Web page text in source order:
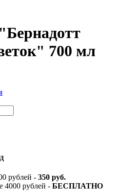
700 мл
рублей - 350 руб.
4000 рублей - БЕСПЛАТНО